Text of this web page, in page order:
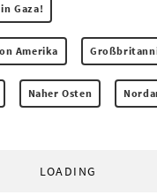
Gaza!
Amerika
Naher Osten
LOADING